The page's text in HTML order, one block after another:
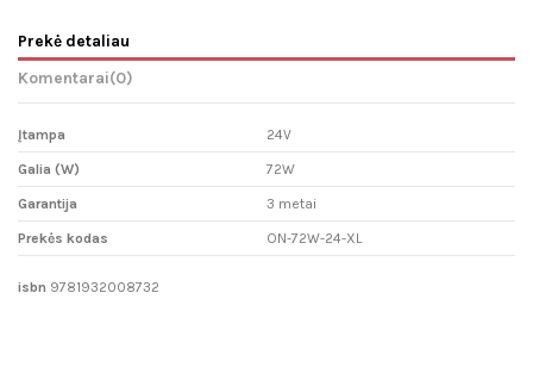
Prekė detaliau
Komentarai(0)
Įtampa 24V
Galia (W) 72W
Garantija 3 metai
Prekės kodas ON-72W-24-XL
isbn 9781932008732